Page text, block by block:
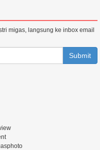
migas, langsung ke inbox email
Submit